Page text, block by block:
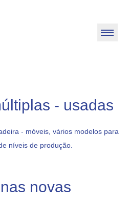
- usadas
- móveis, vários modelos para
níveis de produção.
novas